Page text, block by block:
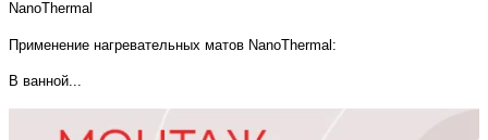
NanoThermal
Применение нагревательных матов NanoThermal:
В ванной...